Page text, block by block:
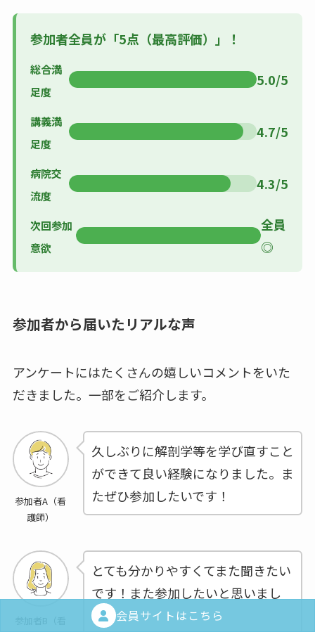
会員サイトはこちら
参加者全員が「5点（最高評価）」！
総合満
足度
5.0/5
講義満
足度
4.7/5
病院交
流度
4.3/5
次回参加
意欲
全員
◎
参加者から届いたリアルな声
アンケートにはたくさんの嬉しいコメントをいた
だきました。一部をご紹介します。
参加者A（看
護師）
久しぶりに解剖学等を学び直すこと
ができて良い経験になりました。ま
たぜひ参加したいです！
とても分かりやすくてまた聞きたい
です！また参加したいと思いまし
た。